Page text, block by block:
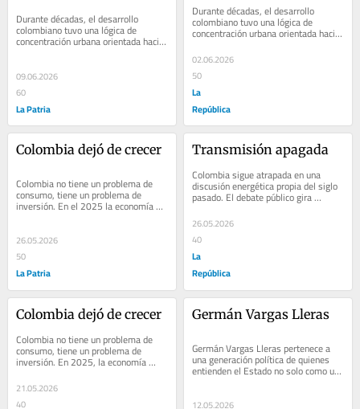
Durante décadas, el desarrollo
colombiano tuvo una lógica de
concentración urbana orientada hacia
09.06.2026
60
La Patria
Durante décadas, el desarrollo
colombiano tuvo una lógica de
concentración urbana orientada hacia
concentró poder...
02.06.2026
50
La
República
Colombia dejó de crecer
Colombia no tiene un problema de
consumo, tiene un problema de
inversión. En el 2025 la economía
26.05.2026
50
La Patria
Transmisión apagada
Colombia sigue atrapada en una
discusión energética propia del siglo
pasado. El debate público gira
obsesivamente alrededor de la
generación: si...
26.05.2026
40
La
República
Colombia dejó de crecer
Colombia no tiene un problema de
consumo, tiene un problema de
inversión. En 2025, la economía
creció 2,6%. A primera vista, la cifra
podría...
21.05.2026
40
Germán Vargas Lleras
Germán Vargas Lleras pertenece a
una generación política de quienes
entienden el Estado no solo como un
12.05.2026